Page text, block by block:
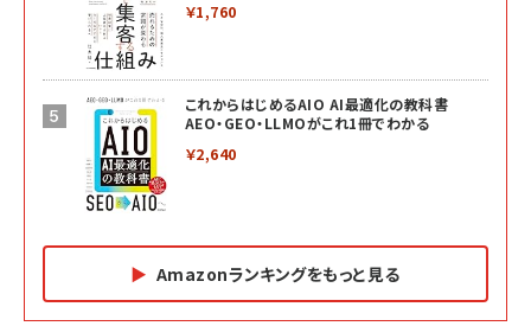
￥1,760
これからはじめるAIO AI最適化の教科書
AEO・GEO・LLMOがこれ1冊でわかる
￥2,640
Amazonランキングをもっと見る